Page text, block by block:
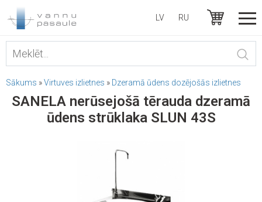
LV RU
Sākums »Virtuves izlietnes » Dzeramā ūdens dozējošās izlietnes
SANELA nerūsejošā tērauda dzeramā
ūdens strūklaka SLUN 43S